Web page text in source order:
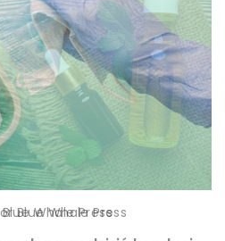
Blue Whale Press
Whale Press
Blue Whale Press